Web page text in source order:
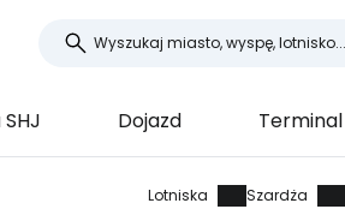
Dojazd Terminal
Lotniska Szardża